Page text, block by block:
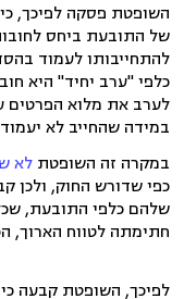
השופטת פסקה לפיכך,
של התובעת ביחס
להתחייבותו לעמוד
כלפי "ערב יחיד" היא
לערב את מלוא הפרטים
במידה שהחייב לא
במקרה זה השופטת לא
כפי שדורש החוק, ולכן
שלהם כלפי התובעת,
חתימתה לטווח הארוך,
לפיכך, השופטת קבעה